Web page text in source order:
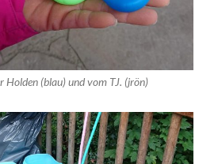
Holden (blau) und vom TJ. (jrön)